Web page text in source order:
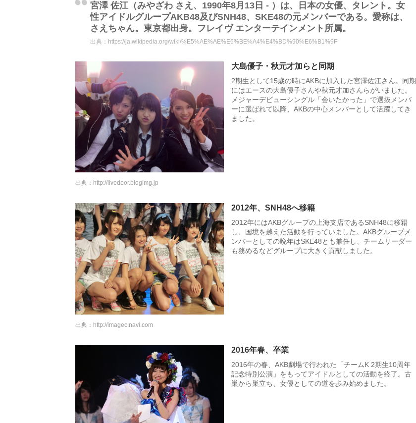
宮澤 佐江（みやざわ さえ、1990年8月13日 - ）は、日本の女優、タレント。女
性アイドルグループAKB48及びSNH48、SKE48の元メンバーである。愛称は、
さえちゃん。東京都出身。フレイヴ エンターテインメント所属。
出典： https://ja.wikipedia.org/wiki/%E5%AE%AE%E6%BE%A4%E4%BD%90%E6%B1%9F
大島優子・秋元才加らと同期
2期生として15歳の時にAKBに加入した宮澤佐江さん。同期
にはエースの大島優子さんや秋元才加さんらがいました。
メジャーデビューシングル「会いたかった」で選抜メンバ
ーに選ばれて以降、AKBの中心メンバーとして活躍してき
ました。
出典： http://livedoor.blogimg.jp
2012年、SNH48へ移籍
2012年にはAKBグループの上海支店であるSNH48に移籍
し、国境を越えた活動を行っていました。AKBグループメ
ンバーとしての晩年はSKE48とも兼任し、チームリーダー
も務めるなどグループに大きく貢献しました。
出典： http://imagec.navi.com
2016年春、卒業
2016年の春、AKB劇場で行われた「チームK 2期生10周年
記念特別公演」をもってアイドルとしての活動を終了。古
巣から巣立ち、女優としての道を歩み始めました。